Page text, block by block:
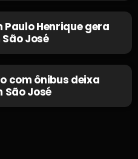
Paulo Henrique gera
José
com ônibus deixa
José